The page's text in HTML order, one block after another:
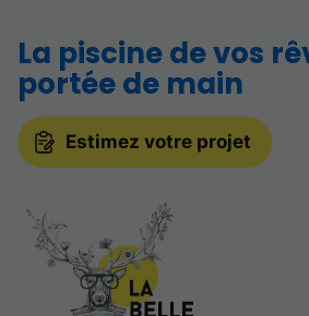
La piscine de vos
portée de main
Estimez votre projet